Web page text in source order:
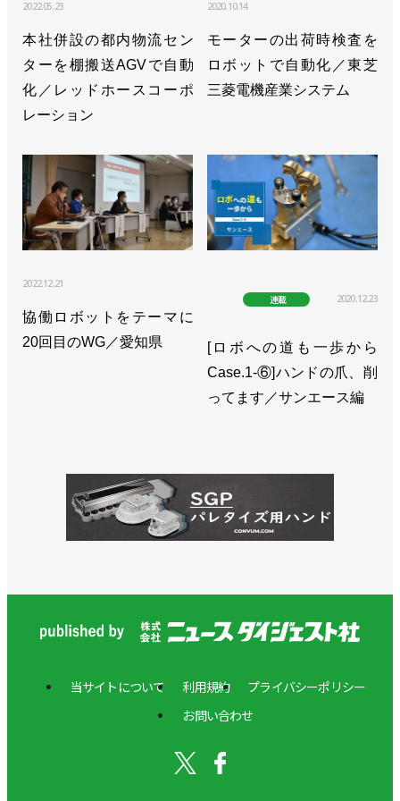
2022.05.23
本社併設の都内物流セン
ターを棚搬送AGVで自動
化／レッドホースコーポ
レーション
2020.10.14
モーターの出荷時検査を
ロボットで自動化／東芝
三菱電機産業システム
2022.12.21
協働ロボットをテーマに
20回目のWG／愛知県
連載 2020.12.23
[ロボへの道も一歩から
Case.1-⑥]ハンドの爪、削
ってます／サンエース編
当サイトについて 利用規約
プライバシーポリシー
お問い合わせ